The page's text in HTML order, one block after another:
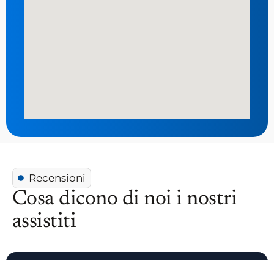
Recensioni
Cosa dicono di noi i nostri
assistiti